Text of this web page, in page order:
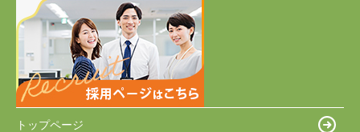
トップページ